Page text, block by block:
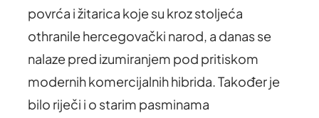
povrća i žitarica koje su kroz stoljeća
othranile hercegovački narod, a danas se
nalaze pred izumiranjem pod pritiskom
modernih komercijalnih hibrida. Također je
bilo riječi i o starim pasminama